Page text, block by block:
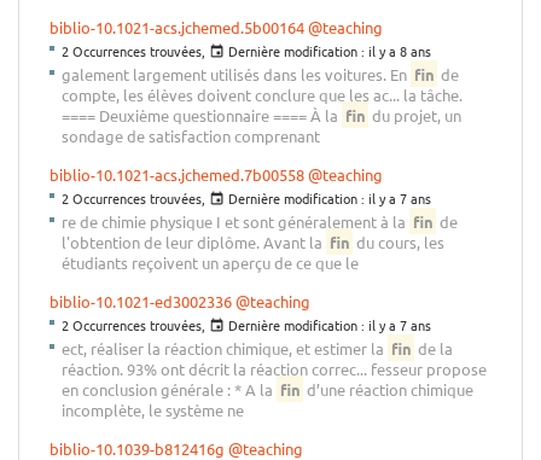
biblio-10.1021-acs.jchemed.5b00164@teaching
2 Occurrences trouvées, Dernière modification : il y a 8 ans
galement largement utilisés dans les voitures. En fin de
compte, les élèves doivent conclure que les ac... la tâche.
==== Deuxième questionnaire ==== À la fin du projet, un
sondage de satisfaction comprenant
biblio-10.1021-acs.jchemed.7b00558@teaching
2 Occurrences trouvées, Dernière modification : il y a 7 ans
re de chimie physique I et sont généralement à la fin de
l'obtention de leur diplôme. Avant la fin du cours, les
étudiants reçoivent un aperçu de ce que le
biblio-10.1021-ed3002336@teaching
2 Occurrences trouvées, Dernière modification : il y a 7 ans
ect, réaliser la réaction chimique, et estimer la fin de la
réaction. 93% ont décrit la réaction correc... fesseur propose
en conclusion générale : * A la fin d’une réaction chimique
incomplète, le système ne
biblio-10.1039-b812416g @teaching